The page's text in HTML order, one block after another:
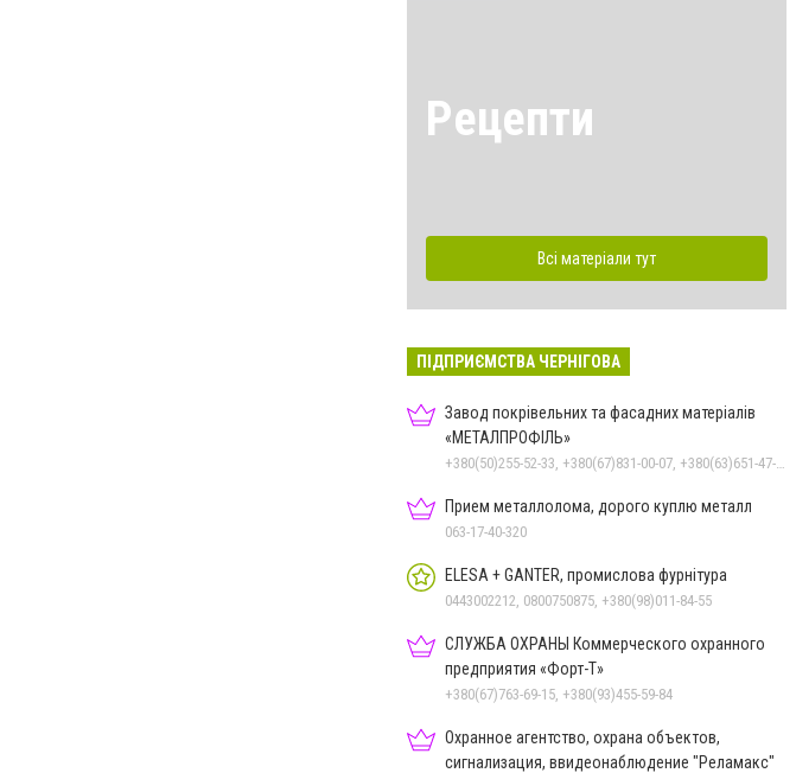
Рецепти
Всі матеріали тут
ПІДПРИЄМСТВА ЧЕРНІГОВА
Завод покрівельних та фасадних матеріалів
«МЕТАЛПРОФІЛЬ»
Прием металлолома, дорого куплю металл
063-17-40-320
ELESA + GANTER, промислова фурнітура
0443002212, 0800750875, +380(98)011-84-55
СЛУЖБА ОХРАНЫ Коммерческого охранного
предприятия «Форт-Т»
+380(67)763-69-15, +380(93)455-59-84
Охранное агентство, охрана объектов,
сигнализация, ввидеонаблюдение "Реламакс"